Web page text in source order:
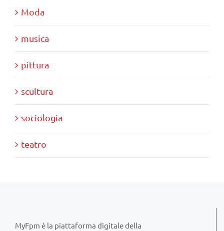
Moda
musica
pittura
scultura
sociologia
teatro
MyFpm è la piattaforma digitale della